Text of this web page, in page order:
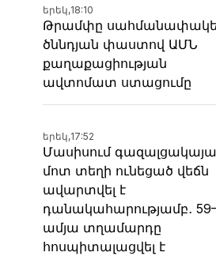
երեկ,18:10
Թրամփը
ծննդյան փաստով ԱՄՆ
քաղաքացիության
ավտոմատ ստացումը
երեկ,17:52
Մասիսում
մոտ տեղի ունեցած վեճն
ավարտվել է
դանակահարությամբ․
ամյա տղամարդը
հոսպիտալացվել է